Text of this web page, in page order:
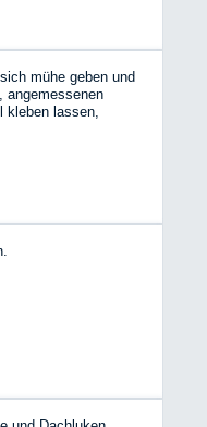
mühe geben und
angemessenen
kleben lassen,
Firma machen
es lohnt sich. John
mein weitere